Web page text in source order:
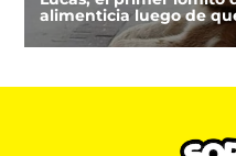
alimenticia luego de